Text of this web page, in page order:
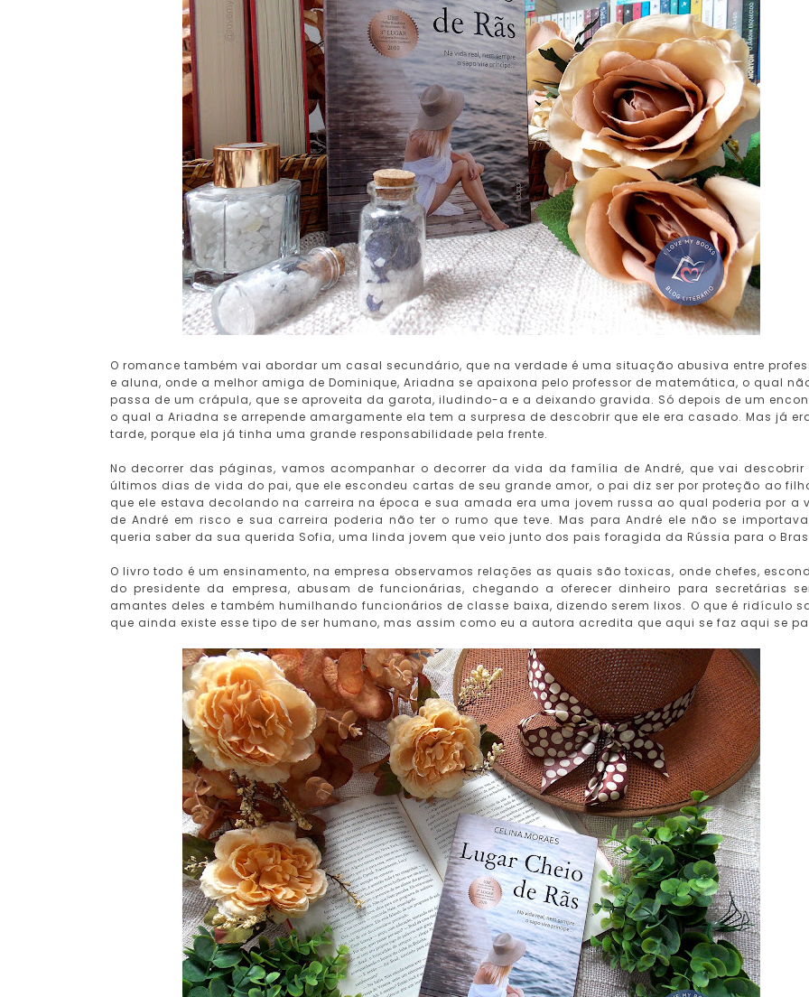
O romance também vai abordar um casal secundário, que na verdade é uma situação abusiva entre
e aluna, onde a melhor amiga de Dominique, Ariadna se apaixona pelo professor de matemática, o qual
passa de um crápula, que se aproveita da garota, iludindo-a e a deixando gravida. Só depois de um
o qual a Ariadna se arrepende amargamente ela tem a surpresa de descobrir que ele era casado. Mas já
tarde, porque ela já tinha uma grande responsabilidade pela frente.
No decorrer das páginas, vamos acompanhar o decorrer da vida da família de André, que vai descobrir
últimos dias de vida do pai, que ele escondeu cartas de seu grande amor, o pai diz ser por proteção ao
que ele estava decolando na carreira na época e sua amada era uma jovem russa ao qual poderia por a
de André em risco e sua carreira poderia não ter o rumo que teve. Mas para André ele não se
queria saber da sua querida Sofia, uma linda jovem que veio junto dos pais foragida da Rússia para o
O livro todo é um ensinamento, na empresa observamos relações as quais são toxicas, onde chefes,
do presidente da empresa, abusam de funcionárias, chegando a oferecer dinheiro para secretárias
amantes deles e também humilhando funcionários de classe baixa, dizendo serem lixos. O que é ridículo
que ainda existe esse tipo de ser humano, mas assim como eu a autora acredita que aqui se faz aqui se